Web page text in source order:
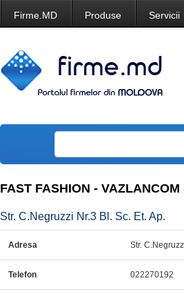
Firme.MD Produse Servicii
FAST FASHION - VAZLANCOM
Str. C.Negruzzi Nr.3 Bl. Sc. Et. Ap.
Adresa Str.
Telefon 022270192